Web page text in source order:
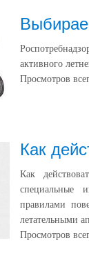
активного
Просмотров
Как
Как
специальные
правилами
летательными
Просмотров